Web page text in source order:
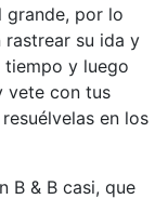
grande, por lo
rastrear su ida y
tiempo y luego
vete con tus
en los
B & B casi, que